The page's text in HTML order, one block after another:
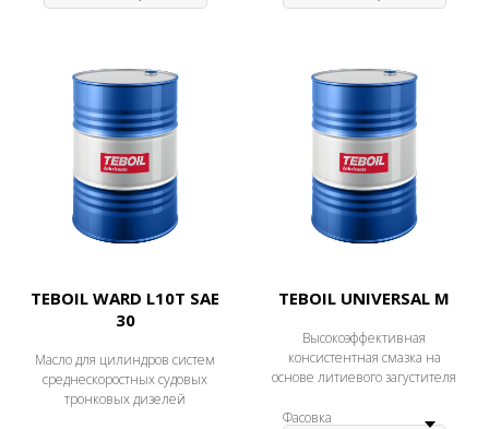
TEBOIL WARD L10T SAE
30
Масло для цилиндров систем
среднескоростных судовых
тронковых дизелей
TEBOIL UNIVERSAL M
Высокоэффективная
консистентная смазка на
основе литиевого загустителя
Фасовка